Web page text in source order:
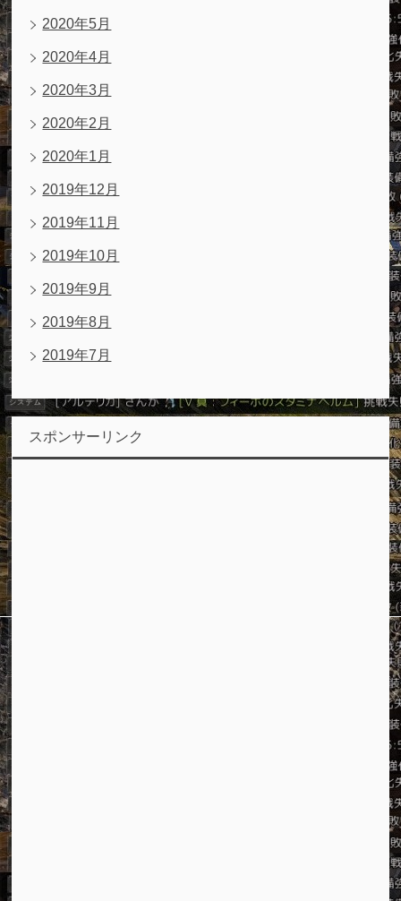
2020年5月
2020年4月
2020年3月
2020年2月
2020年1月
2019年12月
2019年11月
2019年10月
2019年9月
2019年8月
2019年7月
スポンサーリンク